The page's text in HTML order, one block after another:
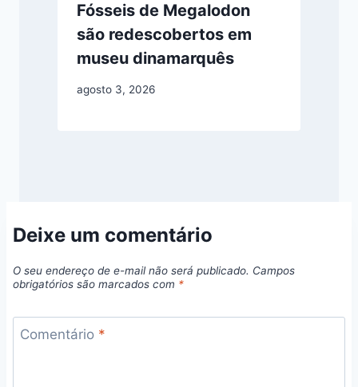
Fósseis de Megalodon
são redescobertos em
museu dinamarquês
agosto 3, 2026
Deixe um comentário
O seu endereço de e-mail não será publicado. Campos
obrigatórios são marcados com *
Comentário *